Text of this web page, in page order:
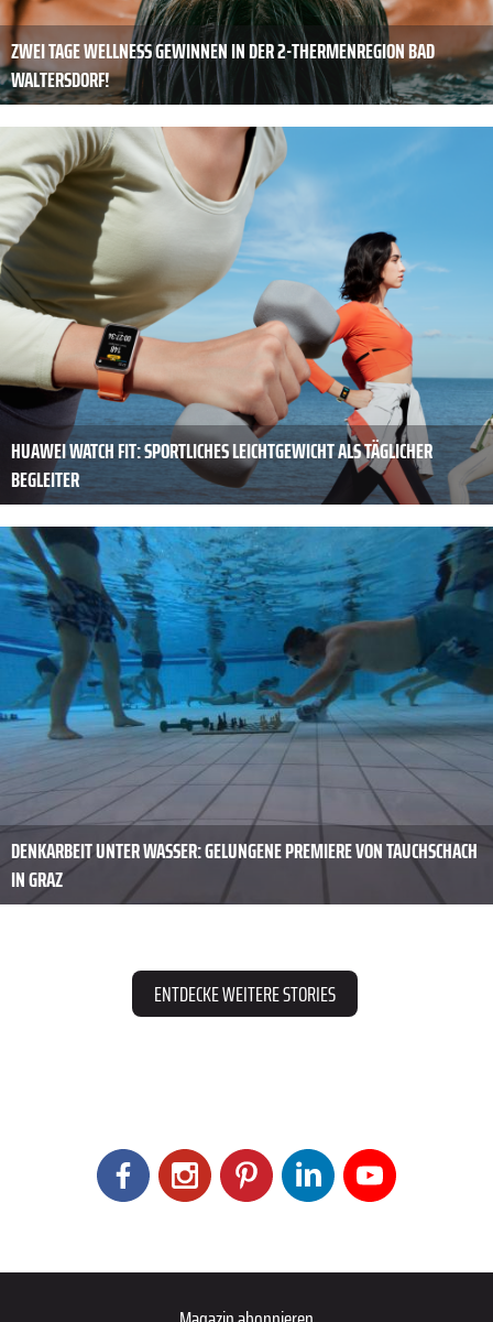
ZWEI TAGE WELLNESS GEWINNEN IN DER 2-THERMENREGION BAD
WALTERSDORF!
HUAWEI WATCH FIT: SPORTLICHES LEICHTGEWICHT ALS TÄGLICHER
BEGLEITER
DENKARBEIT UNTER WASSER: GELUNGENE PREMIERE VON TAUCHSCHACH
IN GRAZ
ENTDECKE WEITERE STORIES